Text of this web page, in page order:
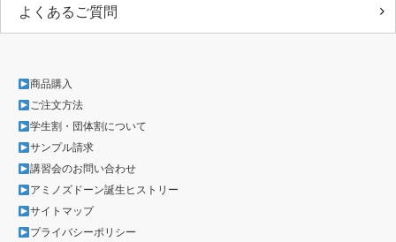
よくあるご質問
商品購入
ご注文方法
学生割・団体割について
サンプル請求
講習会のお問い合わせ
アミノズドーン誕生ヒストリー
サイトマップ
プライバシーポリシー